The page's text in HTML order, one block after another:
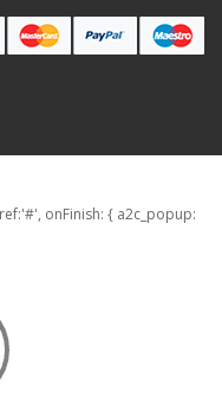
onFinish: { a2c_popup: